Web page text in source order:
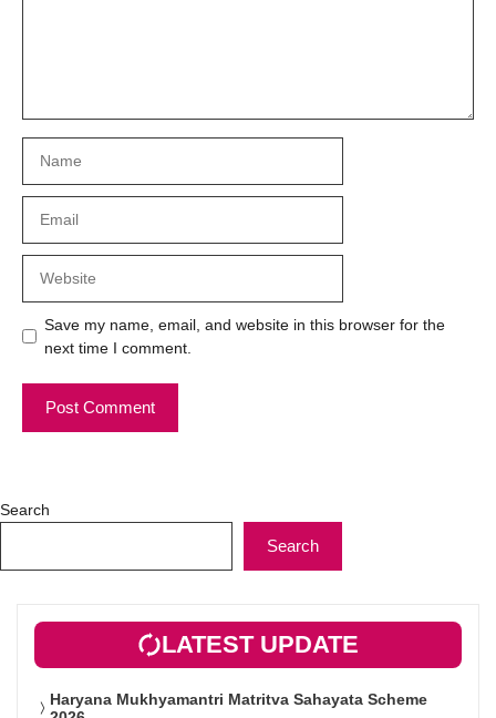
Save my name, email, and website in this browser for the
next time I comment.
Search
Search
LATEST UPDATE
Haryana Mukhyamantri Matritva Sahayata Scheme